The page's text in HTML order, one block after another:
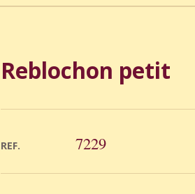
Reblochon petit
REF. 7229